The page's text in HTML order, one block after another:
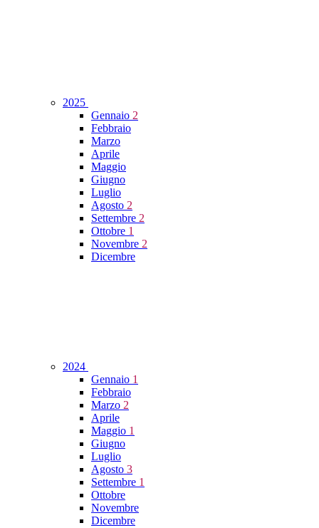
2025
Gennaio 2
Febbraio
Marzo
Aprile
Maggio
Giugno
Luglio
Agosto 2
Settembre 2
Ottobre 1
Novembre 2
Dicembre
2024
Gennaio 1
Febbraio
Marzo 2
Aprile
Maggio 1
Giugno
Luglio
Agosto 3
Settembre 1
Ottobre
Novembre
Dicembre